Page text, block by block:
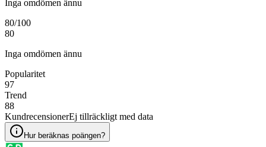
Inga omdömen ännu
80/100
80
Inga omdömen ännu
Popularitet
97
Trend
88
KundrecensionerEj tillräckligt med data
Hur beräknas poängen?